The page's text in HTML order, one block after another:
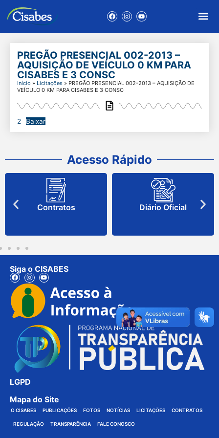
PREGÃO PRESENCIAL 002-2013 –
AQUISIÇÃO DE VEÍCULO 0 KM PARA
CISABES E 3 CONSC
Início » Licitações » PREGÃO PRESENCIAL 002-2013 – AQUISIÇÃO DE
VEÍCULO 0 KM PARA CISABES E 3 CONSC
2 Baixar
Acesso Rápido
Contratos Diário Oficial
Siga o CISABES
LGPD
Mapa do Site
O CISABES PUBLICAÇÕES FOTOS NOTÍCIAS LICITAÇÕES CONTRATOS
REGULAÇÃO TRANSPARÊNCIA FALE CONOSCO